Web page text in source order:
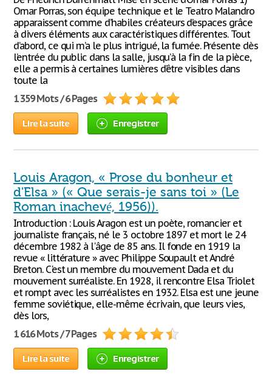
Omar Porras, son équipe technique et le Teatro Malandro
apparaissent comme d’habiles créateurs d’espaces grâce
à divers éléments aux caractéristiques différentes. Tout
d’abord, ce qui m’a le plus intrigué, la fumée. Présente dès
l’entrée du public dans la salle, jusqu’à la fin de la pièce,
elle a permis à certaines lumières d’être visibles dans
toute la
1 359 Mots / 6 Pages
Lire la suite Enregistrer
Louis Aragon, « Prose du bonheur et
d'Elsa » (« Que serais-je sans toi » (Le
Roman inachevé, 1956)).
Introduction : Louis Aragon est un poète, romancier et
journaliste français, né le 3 octobre 1897 et mort le 24
décembre 1982 à l'âge de 85 ans. Il fonde en 1919 la
revue « littérature » avec Philippe Soupault et André
Breton. C'est un membre du mouvement Dada et du
mouvement surréaliste. En 1928, il rencontre Elsa Triolet
et rompt avec les surréalistes en 1932. Elsa est une jeune
femme soviétique, elle-même écrivain, que leurs vies,
dès lors,
1 616 Mots / 7 Pages
Lire la suite Enregistrer